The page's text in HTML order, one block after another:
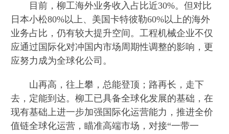
目前，柳工海外业务收入占比近30%。但对比
日本小松80%以上、美国卡特彼勒60%以上的海外
业务占比，仍有较大提升空间。工程机械企业不仅
应通过国际化对冲国内市场周期性调整的影响，更
应努力成为全球化公司。
山再高，往上攀，总能登顶；路再长，走下
去，定能到达。柳工已具备全球化发展的基础，在
现有基础上进一步加强国际化运营能力，推进全价
值链全球化运营，瞄准高端市场，对接“一带一